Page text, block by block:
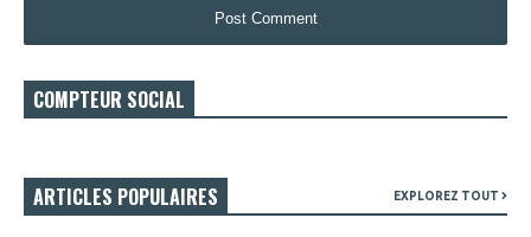
COMPTEUR SOCIAL
ARTICLES POPULAIRES EXPLOREZ TOUT